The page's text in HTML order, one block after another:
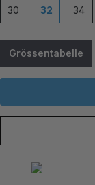
30 32 34
Grössentabelle